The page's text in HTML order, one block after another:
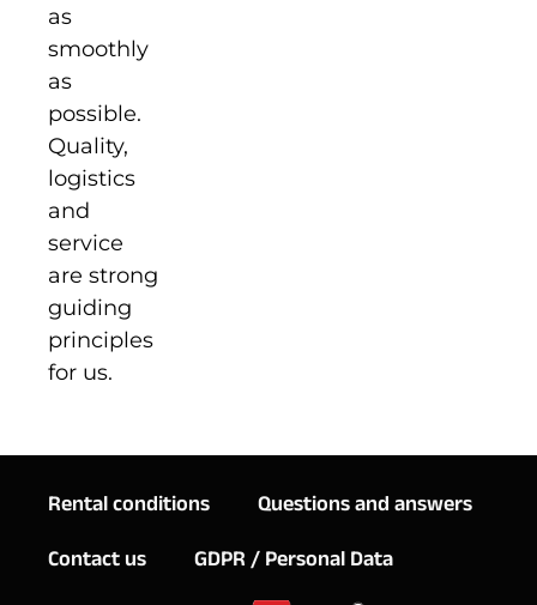
as
smoothly
as
possible.
Quality,
logistics
and
service
are strong
guiding
principles
for us.
Rental conditions
Questions and answers
Contact us
GDPR / Personal Data